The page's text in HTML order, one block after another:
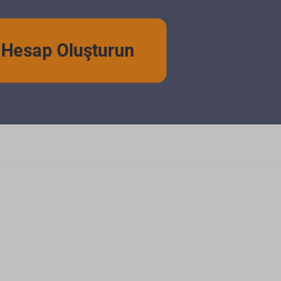
Oluşturun